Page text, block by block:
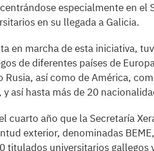
especialmente en el
en su llegada a Galicia.
en marcha de esta iniciativa,
de diferentes países de
así como de América,
y así hasta más de 20
cuarto año que la Secretaría
exterior, denominadas
titulados universitarios gallegos